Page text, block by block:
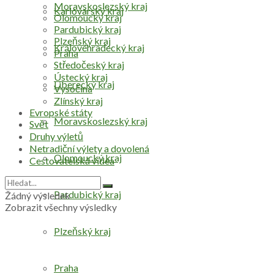
Karlovarský kraj
Královéhradecký kraj
Liberecký kraj
Moravskoslezský kraj
Olomoucký kraj
Pardubický kraj
Plzeňský kraj
Praha
Moravskoslezský kraj
Olomoucký kraj
Pardubický kraj
Plzeňský kraj
Praha
Středočeský kraj
Ústecký kraj
Vysočina
Zlínský kraj
Evropské státy
Svět
Druhy výletů
Netradiční výlety a dovolená
Cestovatelská videa
Žádný výsledek
Zobrazit všechny výsledky